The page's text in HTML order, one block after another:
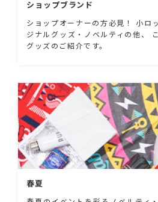
ショップブランド
ショップオーナーの方必見！ 小ロ
ジナルグッズ・ノベルティの他、
グッズのご紹介です。
春夏